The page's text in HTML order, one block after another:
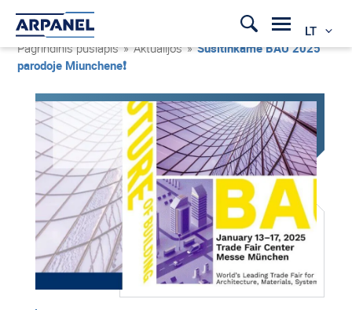
LT
Pagrindinis puslapis » Aktualijos »Susitinkame BAU 2025
parodoje Miunchene❗